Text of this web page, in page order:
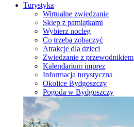
Turystyka
Wirtualne zwiedzanie
Sklep z pamiątkami
Wybierz nocleg
Co trzeba zobaczyć
Atrakcje dla dzieci
Zwiedzanie z przewodnikiem
Kalendarium imprez
Informacja turystyczna
Okolice Bydgoszczy
Pogoda w Bydgoszczy